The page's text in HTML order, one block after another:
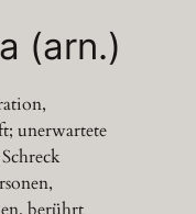
(arn.)
unerwartete